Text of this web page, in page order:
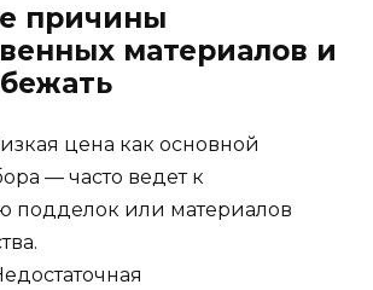
причины
материалов и
цена как основной
— часто ведет к
подделок или материалов